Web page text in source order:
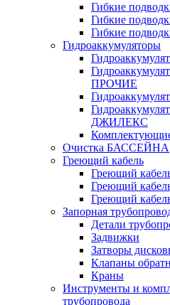
Гибкие
Гибкие
Гибкие
Гидроаккумуляторы
ПРОЧИЕ
ДЖИЛЕКС
Очистка БАССЕЙНА
Греющий кабель
Греющий
Греющий
Греющий
Запорная
Детали
Задвижки
Затворы
Клапаны
Краны
Инструменты и
трубопровода